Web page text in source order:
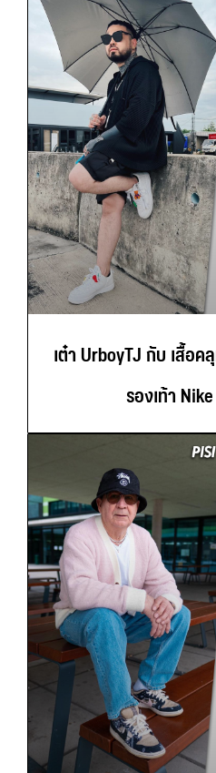
เต๋า UrboyTJ กับ เสื้อค
รองเท้า